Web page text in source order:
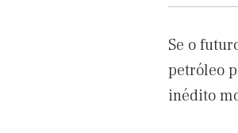
Se o
petróleo
inédito